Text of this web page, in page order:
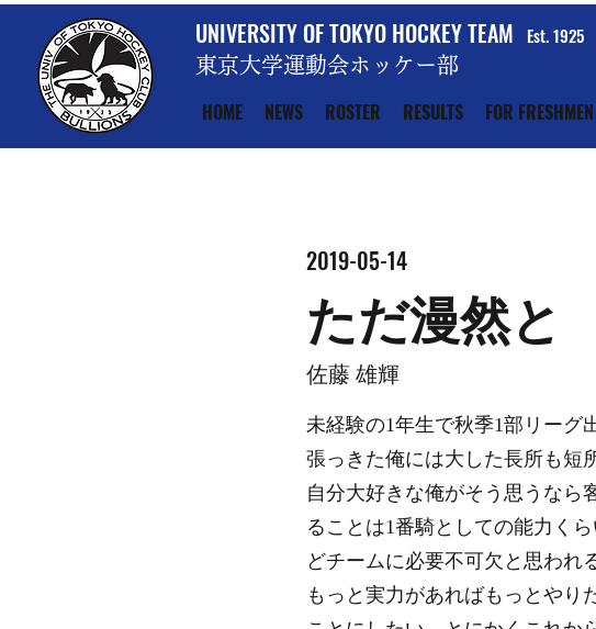
UNIVERSITY OF TOKYO HOCKEY TEAM
東京大学運動会ホッケー部
Est. 1925
HOME NEWS ROSTER RESULTS FOR FRESHMEN
2019-05-14
ただ漫然と
佐藤 雄輝
未経験の1年生で秋季1部リーグ
張っきた俺には大した長所も短
自分大好きな俺がそう思うなら
ることは1番騎としての能力く
どチームに必要不可欠と思われ
もっと実力があればもっとやり